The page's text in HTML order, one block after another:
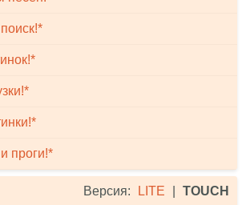
проги!*
Версия: LITE TOUCH